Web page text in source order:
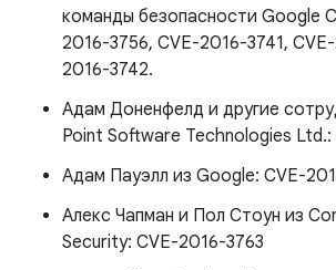
команды безопасности Google
2016-3756, CVE-2016-3741,
2016-3742.
Адам Доненфелд и другие
Point Software Technologies
Адам Пауэлл из Google: CVE-
Алекс Чапман и Пол Стоун из
Security: CVE-2016-3763